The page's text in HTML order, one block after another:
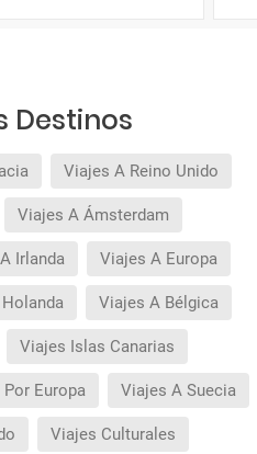
Destinos
Viajes A Reino Unido
Viajes A Ámsterdam
Irlanda Viajes A Europa
Viajes A Bélgica
Viajes Islas Canarias
Europa Viajes A Suecia
Viajes Culturales